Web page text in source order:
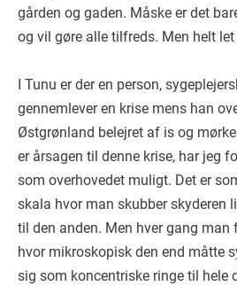
gården og gaden. Måske er det
og vil gøre alle tilfreds. Men helt let
I Tunu er der en person,
gennemlever en krise mens han
Østgrønland belejret af is og
er årsagen til denne krise, har jeg
som overhovedet muligt. Det er
skala hvor man skubber skyderen
til den anden. Men hver gang
hvor mikroskopisk den end måtte
sig som koncentriske ringe til hele